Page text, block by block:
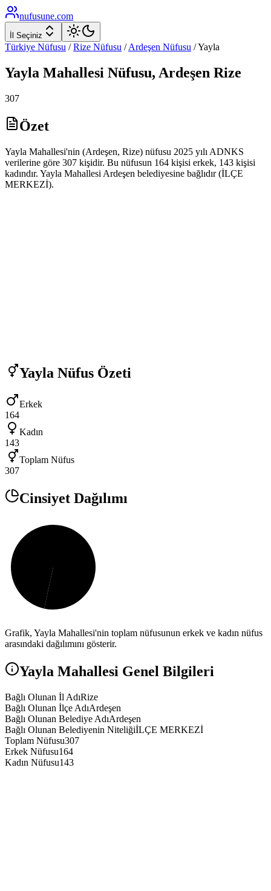
nufusune.com
İl Seçiniz
Türkiye Nüfusu / Rize Nüfusu / Ardeşen Nüfusu /Yayla
Yayla Mahallesi Nüfusu, Ardeşen Rize
307
Özet
Yayla Mahallesi'nin (Ardeşen, Rize) nüfusu 2025 yılı ADNKS
verilerine göre 307 kişidir. Bu nüfusun 164 kişisi erkek, 143 kişisi
kadındır. Yayla Mahallesi Ardeşen belediyesine bağlıdır (İLÇE
MERKEZİ).
Yayla Nüfus Özeti
Erkek
164
Kadın
143
Toplam Nüfus
307
Cinsiyet Dağılımı
Grafik, Yayla Mahallesi'nin toplam nüfusunun erkek ve kadın nüfus
arasındaki dağılımını gösterir.
Yayla Mahallesi Genel Bilgileri
Bağlı Olunan İl AdıRize
Bağlı Olunan İlçe AdıArdeşen
Bağlı Olunan Belediye AdıArdeşen
Bağlı Olunan Belediyenin NiteliğiİLÇE MERKEZİ
Toplam Nüfusu307
Erkek Nüfusu164
Kadın Nüfusu143